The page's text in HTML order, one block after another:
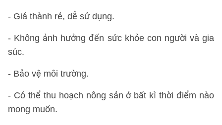
- Giá thành rẻ, dễ sử dụng.
- Không ảnh hưởng đến sức khỏe con người và gia
súc.
- Bảo vệ môi trường.
- Có thể thu hoạch nông sản ở bất kì thời điểm nào
mong muốn.